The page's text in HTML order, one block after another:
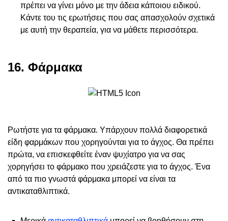
πρέπει να γίνει μόνο με την άδεια κάποιου ειδικού.
Κάντε του τις ερωτήσεις που σας απασχολούν σχετικά
με αυτή την θεραπεία, για να μάθετε περισσότερα.
16. Φάρμακα
Ρωτήστε για τα φάρμακα. Υπάρχουν πολλά διαφορετικά
είδη φαρμάκων που χορηγούνται για το άγχος. Θα πρέπει
πρώτα, να επισκεφθείτε έναν ψυχίατρο για να σας
χορηγήσει το φάρμακο που χρειάζεστε για το άγχος. Ένα
από τα πιο γνωστά φάρμακα μπορεί να είναι τα
αντικαταθλιπτικά.